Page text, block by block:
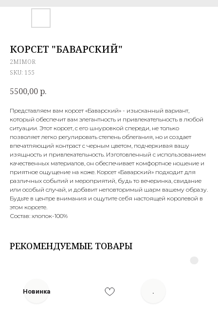
КОРСЕТ "БАВАРСКИЙ"
2MIMOR
SKU: 155
5500,00р.
Представляем вам корсет «Баварский» - изысканный вариант,
который обеспечит вам элегантность и привлекательность в любой
ситуации. Этот корсет, с его шнуровкой спереди, не только
позволяет легко регулировать степень облегания, но и создает
впечатляющий контраст с черным цветом, подчеркивая вашу
изящность и привлекательность. Изготовленный с использованием
качественных материалов, он обеспечивает комфортное ношение и
приятное ощущение на коже. Корсет «Баварский» подходит для
различных событий и мероприятий, будь то вечеринка, свидание
или особый случай, и добавит неповторимый шарм вашему образу.
Будьте в центре внимания и ощутите себя настоящей королевой в
этом корсете.
Состав: хлопок-100%
РЕКОМЕНДУЕМЫЕ ТОВАРЫ
.
Новинка